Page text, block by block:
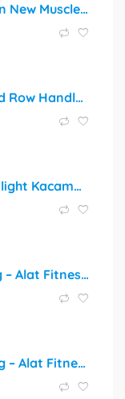
6-2pcs Jawline Apen New Muscle Exercise Silikon Latihan Otot Rahang
Bodymaster Seated Row Handle BM-A238 Cable Attachment Gym Fitness
Rockbros 089 Ultralight Kacamata Sepeda Polarized Myopa 5 Lensa
Power Twister 40Kg – Alat Fitness Portable Pembentuk Otot Profesional
Power Twister 30 Kg – Alat Fitness Portable untuk Bentuk Tubuh Ideal